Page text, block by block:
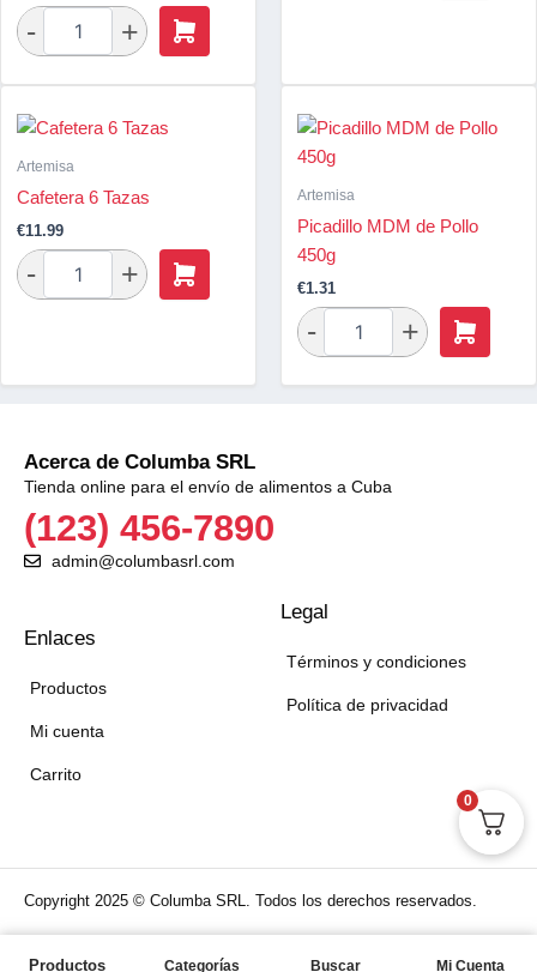
Productos Categorías Buscar Mi Cuenta
Artemisa
Cafetera 6 Tazas
€11.99
Artemisa
Picadillo MDM de Pollo
450g
€1.31
Acerca de Columba SRL
Tienda online para el envío de alimentos a Cuba
(123) 456-7890
admin@columbasrl.com
Enlaces
Productos
Mi cuenta
Carrito
Legal
Términos y condiciones
Política de privacidad
Copyright 2025 © Columba SRL. Todos los derechos reservados.
0